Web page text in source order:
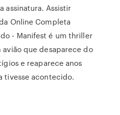
assinatura. Assistir
Online Completa
- Manifest é um thriller
que desaparece do
e reaparece anos
tivesse acontecido.